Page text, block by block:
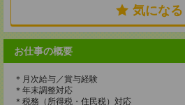
気になる
お仕事の概要
＊月次給与／賞与経験
＊年末調整対応
＊税務（所得税・住民税）対応